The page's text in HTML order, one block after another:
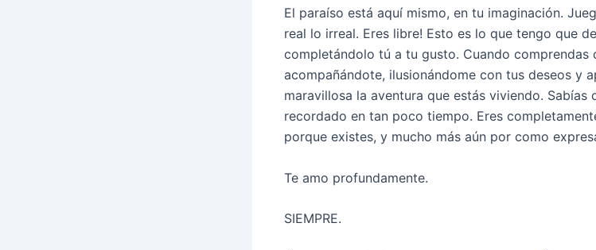
El paraíso está aquí mismo, en tu imaginación.
real lo irreal. Eres libre! Esto es lo que tengo que
completándolo tú a tu gusto. Cuando comprendas
acompañándote, ilusionándome con tus deseos y
maravillosa la aventura que estás viviendo. Sabías
recordado en tan poco tiempo. Eres
porque existes, y mucho más aún por como
Te amo profundamente.
SIEMPRE.